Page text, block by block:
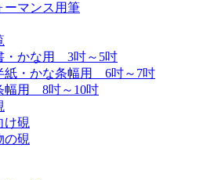
ーマンス用筆
・かな用 3吋～5吋
紙・かな条幅用 6吋～7吋
幅用 8吋～10吋
け硯
の硯